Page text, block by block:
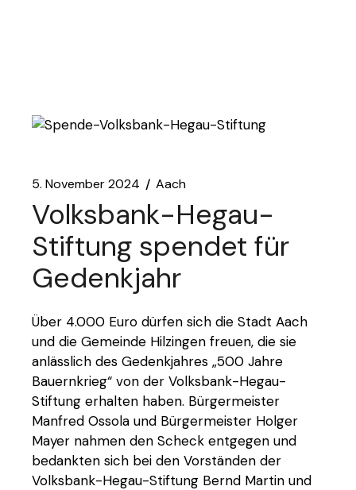
5. November 2024 Aach
Volksbank-Hegau-
Stiftung spendet für
Gedenkjahr
Über 4.000 Euro dürfen sich die Stadt Aach
und die Gemeinde Hilzingen freuen, die sie
anlässlich des Gedenkjahres „500 Jahre
Bauernkrieg“ von der Volksbank-Hegau-
Stiftung erhalten haben. Bürgermeister
Manfred Ossola und Bürgermeister Holger
Mayer nahmen den Scheck entgegen und
bedankten sich bei den Vorständen der
Volksbank-Hegau-Stiftung Bernd Martin und